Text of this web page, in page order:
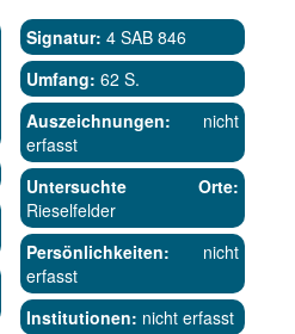
Signatur: 4 SAB 846
Umfang: 62 S.
Auszeichnungen: nicht
erfasst
Untersuchte Orte:
Rieselfelder
Persönlichkeiten: nicht
erfasst
Institutionen: nicht erfasst